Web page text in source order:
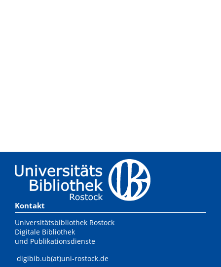
Kontakt
Universitätsbibliothek Rostock
Digitale Bibliothek
und Publikationsdienste
digibib.ub(at)uni-rostock.de